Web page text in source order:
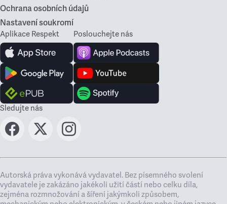
Ochrana osobních údajů
Nastavení soukromí
Aplikace Respekt Poslouchejte nás
Sledujte nás
Autorská práva vykonává vydavatel. Bez písemného svolení
vydavatele je zakázáno jakékoli užití částí nebo celku díla,
zejména rozmnožování a šíření jakýmkoli způsobem,